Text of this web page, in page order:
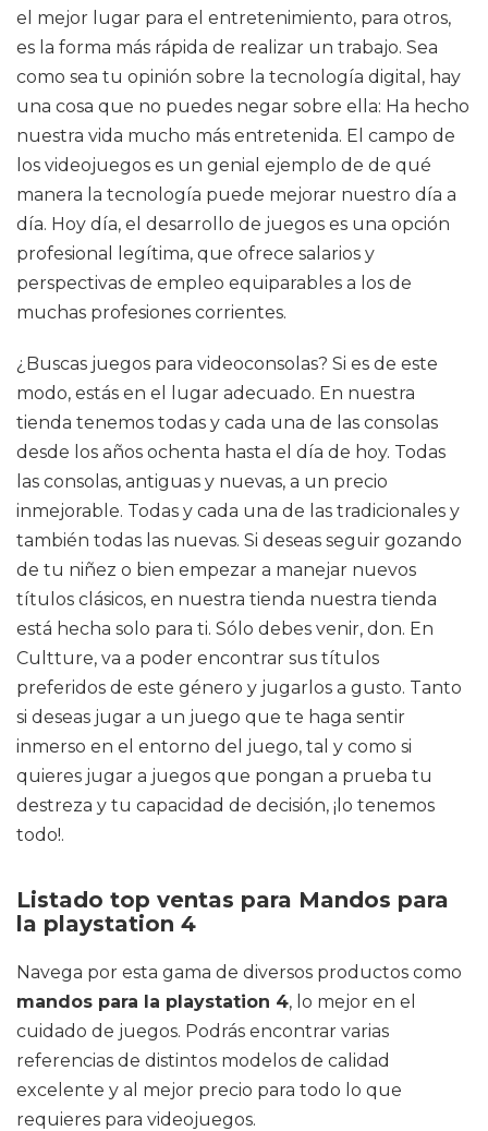
el mejor lugar para el entretenimiento, para otros,
es la forma más rápida de realizar un trabajo. Sea
como sea tu opinión sobre la tecnología digital, hay
una cosa que no puedes negar sobre ella: Ha hecho
nuestra vida mucho más entretenida. El campo de
los videojuegos es un genial ejemplo de de qué
manera la tecnología puede mejorar nuestro día a
día. Hoy día, el desarrollo de juegos es una opción
profesional legítima, que ofrece salarios y
perspectivas de empleo equiparables a los de
muchas profesiones corrientes.
¿Buscas juegos para videoconsolas? Si es de este
modo, estás en el lugar adecuado. En nuestra
tienda tenemos todas y cada una de las consolas
desde los años ochenta hasta el día de hoy. Todas
las consolas, antiguas y nuevas, a un precio
inmejorable. Todas y cada una de las tradicionales y
también todas las nuevas. Si deseas seguir gozando
de tu niñez o bien empezar a manejar nuevos
títulos clásicos, en nuestra tienda nuestra tienda
está hecha solo para ti. Sólo debes venir, don. En
Cultture, va a poder encontrar sus títulos
preferidos de este género y jugarlos a gusto. Tanto
si deseas jugar a un juego que te haga sentir
inmerso en el entorno del juego, tal y como si
quieres jugar a juegos que pongan a prueba tu
destreza y tu capacidad de decisión, ¡lo tenemos
todo!.
Listado top ventas para Mandos para
la playstation 4
Navega por esta gama de diversos productos como
mandos para la playstation 4, lo mejor en el
cuidado de juegos. Podrás encontrar varias
referencias de distintos modelos de calidad
excelente y al mejor precio para todo lo que
requieres para videojuegos.